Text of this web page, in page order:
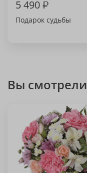
5 490₽
Подарок судьбы
Вы смотрели